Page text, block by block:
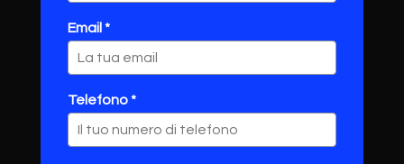
Email *
Telefono *